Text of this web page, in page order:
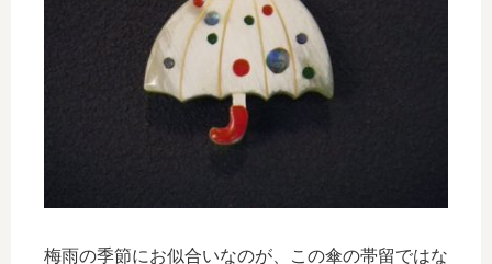
梅雨の季節にお似合いなのが、この傘の帯留ではな